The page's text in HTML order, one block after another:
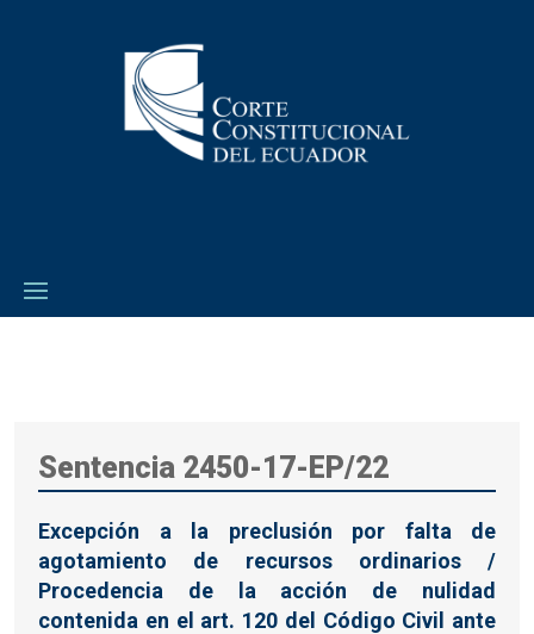
Sentencia 2450-17-EP/22
Excepción a la preclusión por falta de
agotamiento de recursos ordinarios /
Procedencia de la acción de nulidad
contenida en el art. 120 del Código Civil ante